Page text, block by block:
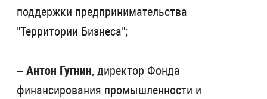
поддержки предпринимательства
"Территории Бизнеса";
–Антон Гугнин, директор Фонда
финансирования промышленности и